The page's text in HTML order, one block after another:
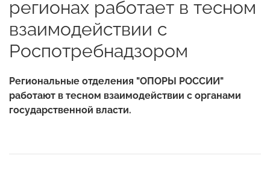
регионах работает в тесном
взаимодействии с
Роспотребнадзором
Региональные отделения "ОПОРЫ РОССИИ"
работают в тесном взаимодействии с органами
государственной власти.